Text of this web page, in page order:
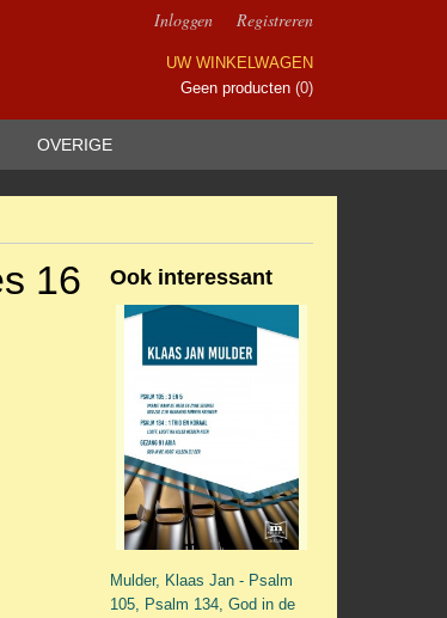
Inloggen Registreren
UW WINKELWAGEN
Geen producten (0)
OVERIGE
16
Ook interessant
Mulder, Klaas Jan - Psalm
105, Psalm 134, God in de